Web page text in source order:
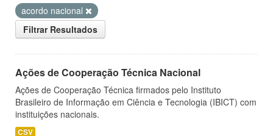
acordo nacional
Filtrar Resultados
Ações de Cooperação Técnica Nacional
Ações de Cooperação Técnica firmados pelo Instituto
Brasileiro de Informação em Ciência e Tecnologia (IBICT) com
instituições nacionais.
CSV